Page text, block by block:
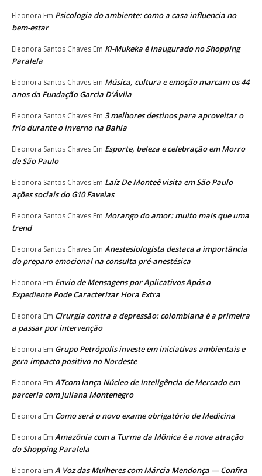
Eleonora Em Psicologia do ambiente: como a casa influencia no
bem-estar
Eleonora Santos Chaves Em Ki-Mukeka é inaugurado no Shopping
Paralela
Eleonora Santos Chaves Em Música, cultura e emoção marcam os 44
anos da Fundação Garcia D’Ávila
Eleonora Santos Chaves Em 3 melhores destinos para aproveitar o
frio durante o inverno na Bahia
Eleonora Santos Chaves Em Esporte, beleza e celebração em Morro
de São Paulo
Eleonora Santos Chaves Em Laíz De Monteê visita em São Paulo
ações sociais do G10 Favelas
Eleonora Santos Chaves Em Morango do amor: muito mais que uma
trend
Eleonora Santos Chaves Em Anestesiologista destaca a importância
do preparo emocional na consulta pré-anestésica
Eleonora Em Envio de Mensagens por Aplicativos Após o
Expediente Pode Caracterizar Hora Extra
Eleonora Em Cirurgia contra a depressão: colombiana é a primeira
a passar por intervenção
Eleonora Em Grupo Petrópolis investe em iniciativas ambientais e
gera impacto positivo no Nordeste
Eleonora Em ATcom lança Núcleo de Inteligência de Mercado em
parceria com Juliana Montenegro
Eleonora Em Como será o novo exame obrigatório de Medicina
Eleonora Em Amazônia com a Turma da Mônica é a nova atração
do Shopping Paralela
Eleonora Em A Voz das Mulheres com Márcia Mendonça — Confira